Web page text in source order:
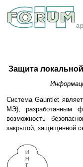
Защита
Система Gauntlet
МЭ), разработанным
возможность
закрытой, защищенной